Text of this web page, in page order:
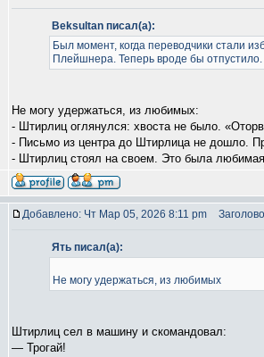
Beksultan писал(а):
Был момент, когда переводчики стали
Плейшнера. Теперь вроде бы
Не могу удержаться, из любимых:
- Штирлиц оглянулся: хвоста не было.
- Письмо из центра до Штиpлица не дошло.
- Штирлиц стоял на своем. Это была
Добавлено: Чт Мар 05, 2026 8:11 pm
Ять писал(а):
Не могу удержаться, из любимых
Штирлиц сел в машину и скомандовал:
— Трогай!